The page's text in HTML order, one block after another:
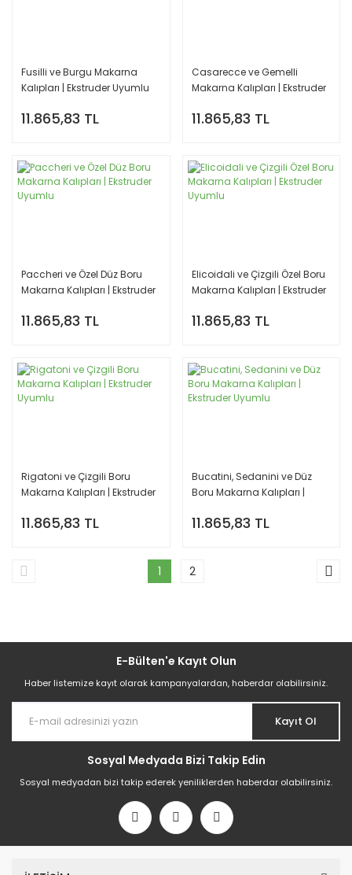
Fusilli ve Burgu Makarna
Kalıpları | Ekstruder Uyumlu
11.865,83 TL
Casarecce ve Gemelli
Makarna Kalıpları | Ekstruder
11.865,83 TL
Paccheri ve Özel Düz Boru
Makarna Kalıpları | Ekstruder
11.865,83 TL
Elicoidali ve Çizgili Özel Boru
Makarna Kalıpları | Ekstruder
11.865,83 TL
Rigatoni ve Çizgili Boru
Makarna Kalıpları | Ekstruder
11.865,83 TL
Bucatini, Sedanini ve Düz
Boru Makarna Kalıpları |
11.865,83 TL
1 2
E-Bülten'e Kayıt Olun
Haber listemize kayıt olarak kampanyalardan, haberdar olabilirsiniz.
Kayıt Ol
Sosyal Medyada Bizi Takip Edin
Sosyal medyadan bizi takip ederek yeniliklerden haberdar olabilirsiniz.